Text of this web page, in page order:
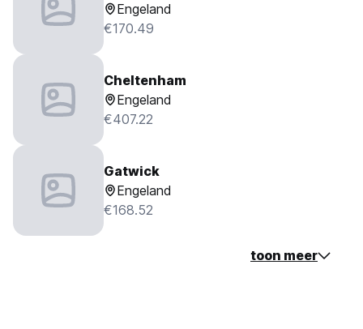
Engeland
€170.49
Cheltenham
Engeland
€407.22
Gatwick
Engeland
€168.52
toon meer